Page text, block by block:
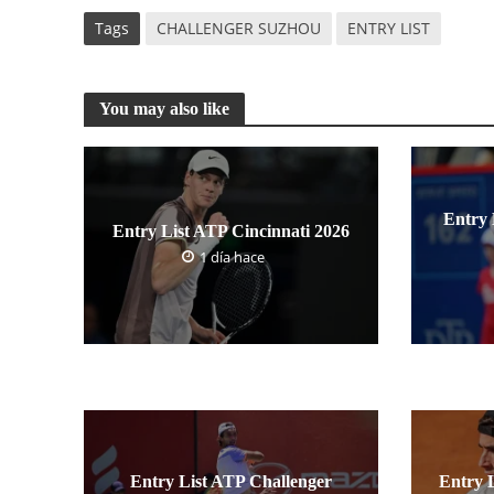
Tags CHALLENGER SUZHOU ENTRY LIST
You may also like
Entry List ATP Cincinnati 2026
1 día hace
Entry
Entry List ATP Challenger Entry